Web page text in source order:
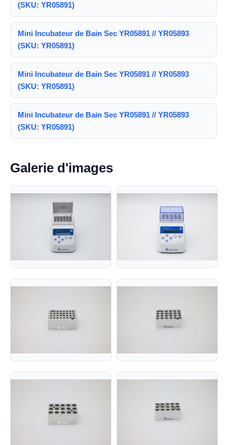
(SKU: YR05891)
Mini Incubateur de Bain Sec YR05891 // YR05893
(SKU: YR05891)
Mini Incubateur de Bain Sec YR05891 // YR05893
(SKU: YR05891)
Mini Incubateur de Bain Sec YR05891 // YR05893
(SKU: YR05891)
Galerie d'images